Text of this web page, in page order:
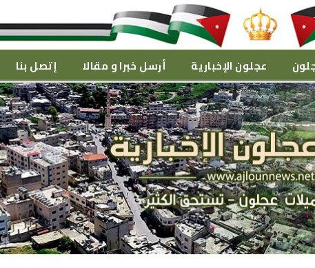
عجلون الإخبارية أرسل خبرا و مقالا إتصل بنا